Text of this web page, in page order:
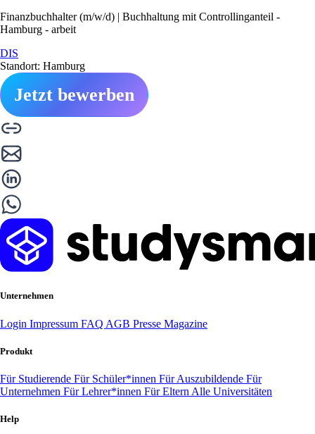
Finanzbuchhalter (m/w/d) | Buchhaltung mit Controllinganteil -
Hamburg - arbeit
DIS
Standort: Hamburg
Jetzt bewerben
Unternehmen
Login Impressum FAQ AGB Presse Magazine
Produkt
Für Studierende Für Schüler*innen Für Auszubildende Für
Unternehmen Für Lehrer*innen Für Eltern Alle Universitäten
Help